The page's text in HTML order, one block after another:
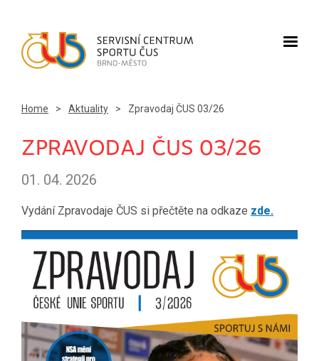
Home > Aktuality > Zpravodaj ČUS 03/26
ZPRAVODAJ ČUS 03/26
01. 04. 2026
Vydání Zpravodaje ČUS si přečtěte na odkaze zde.